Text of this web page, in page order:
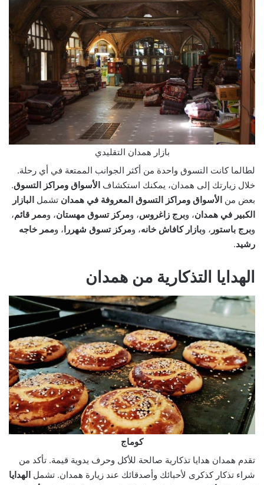
بازار همدان التقليدي
لطالما كانت التسوق واحدة من أكثر الجوانب الممتعة في أي رحلة.
خلال زيارتك إلى همدان، يمكنك استكشاف الأسواق ومراكز التسوق.
بعض من الأسواق ومراكز التسوق المعروفة في همدان تشمل البازار
الكبير في همدان، وبرج زاغروس، ومركز تسوق مهستان، وممر قائم،
وبرج باستور ، وبازار كافاش خانه، ومركز تسوق شهررا، وممر خاجه
رشيد.
الهدايا التذكارية من همدان
كوماج
تقدم همدان هدايا تذكارية صالحة للأكل وحرف يدوية قيمة. تأكد من
شراء تذكار كذكرى لأحبائك وأصدقائك عند زيارة همدان. تشمل الهدايا